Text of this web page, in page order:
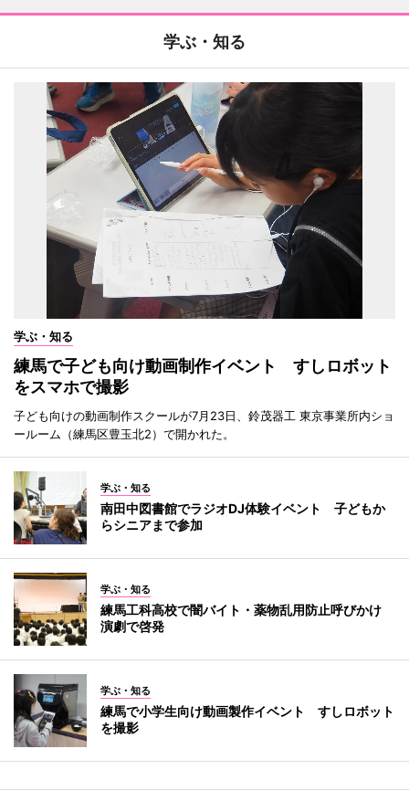
学ぶ・知る
学ぶ・知る
練馬で子ども向け動画制作イベント すしロボット
をスマホで撮影
子ども向けの動画制作スクールが7月23日、鈴茂器工 東京事業所内ショ
ールーム（練馬区豊玉北2）で開かれた。
学ぶ・知る
南田中図書館でラジオDJ体験イベント 子どもか
らシニアまで参加
学ぶ・知る
練馬工科高校で闇バイト・薬物乱用防止呼びかけ
演劇で啓発
学ぶ・知る
練馬で小学生向け動画製作イベント すしロボット
を撮影